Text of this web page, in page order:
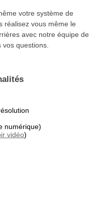
votre système de
réalisez vous même le
avec notre équipe de
questions.
numérique)
vidéo)